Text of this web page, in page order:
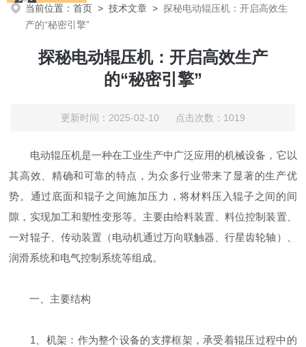
当前位置：首页 >技术文章 >探秘电动辊压机：开启高效生
产的“秘密引擎”
探秘电动辊压机：开启高效生产
的“秘密引擎”
更新时间：2025-02-10 点击次数：1019
电动辊压机是一种在工业生产中广泛应用的机械设备，它以
其高效、精确和可靠的特点，为众多行业带来了显著的生产优
势。通过底面和辊子之间施加压力，将材料压入辊子之间的间
隙，实现加工和塑性变形等。主要由给料装置、料位控制装置、
一对辊子、传动装置（电动机通过万向联触器、行星齿轮轴）、
润滑系统和电气控制系统等组成。
一、主要结构
1、机架：作为整个设备的支撑框架，承受着辊压过程中的